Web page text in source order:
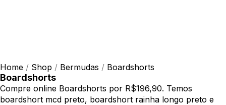
Home / Shop / Bermudas / Boardshorts
Boardshorts
Compre online Boardshorts por R$196,90. Temos
boardshort mcd preto, boardshort rainha longo preto e